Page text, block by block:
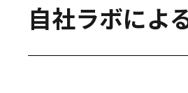
自社ラボによ